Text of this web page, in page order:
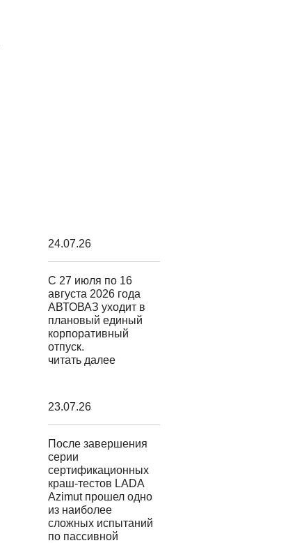
24.07.26
С 27 июля по 16
августа 2026 года
АВТОВАЗ уходит в
плановый единый
корпоративный
отпуск.
читать далее
23.07.26
После завершения
серии
сертификационных
краш-тестов LADA
Azimut прошел одно
из наиболее
сложных испытаний
по пассивной